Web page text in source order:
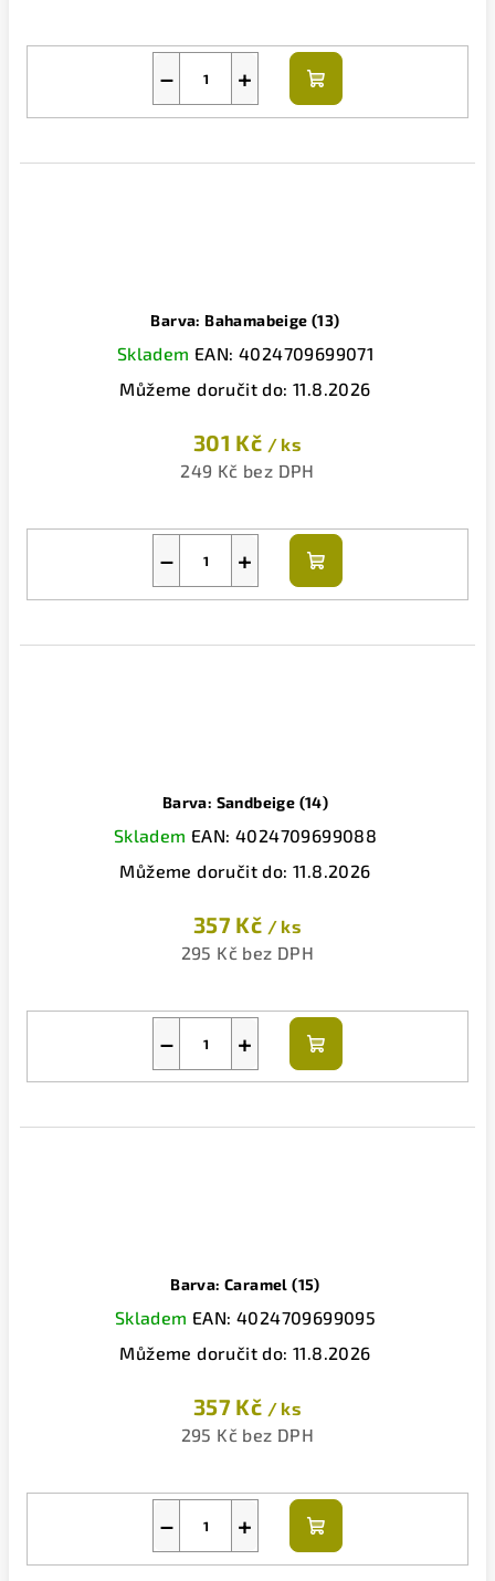
+
−
Do
košíku
Barva: Bahamabeige (13)
Skladem EAN: 4024709699071
Můžeme doručit do: 11.8.2026
301 Kč / ks
249 Kč bez DPH
+
−
Do
košíku
Barva: Sandbeige (14)
Skladem EAN: 4024709699088
Můžeme doručit do: 11.8.2026
357 Kč / ks
295 Kč bez DPH
+
−
Do
košíku
Barva: Caramel (15)
Skladem EAN: 4024709699095
Můžeme doručit do: 11.8.2026
357 Kč / ks
295 Kč bez DPH
+
−
Do
košíku